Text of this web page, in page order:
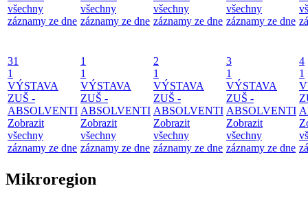
všechny
záznamy ze dne
všechny
záznamy ze dne
všechny
záznamy ze dne
všechny
záznamy ze dne
31
1
VÝSTAVA
ZUŠ -
ABSOLVENTI
Zobrazit
všechny
záznamy ze dne
1
1
VÝSTAVA
ZUŠ -
ABSOLVENTI
Zobrazit
všechny
záznamy ze dne
2
1
VÝSTAVA
ZUŠ -
ABSOLVENTI
Zobrazit
všechny
záznamy ze dne
3
1
VÝSTAVA
ZUŠ -
ABSOLVENTI
Zobrazit
všechny
záznamy ze dne
4
1
Mikroregion